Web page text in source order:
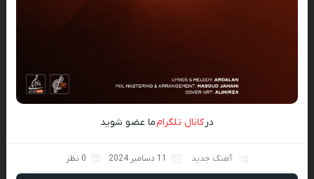
در کانال تلگرامما عضو شوید
آهنگ جدید 11 دسامبر 2024 0 نظر